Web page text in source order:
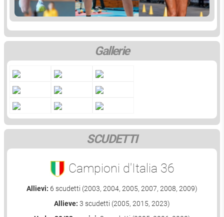
SCUDETTI
Campioni d'Italia 36
Allievi: 6 scudetti (2003, 2004, 2005, 2007, 2008, 2009)
Allieve: 3 scudetti (2005, 2015, 2023)
Gallerie